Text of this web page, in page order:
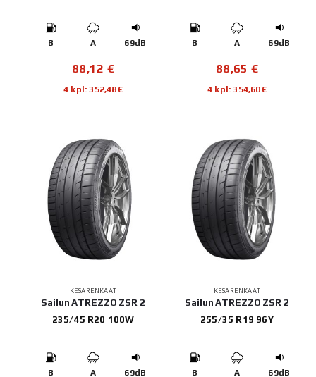
B A 69dB
88,12 €
4 kpl: 352,48€
B A 69dB
88,65 €
4 kpl: 354,60€
KESÄRENKAAT
Sailun ATREZZO ZSR 2
235/45 R20 100W
B A 69dB
KESÄRENKAAT
Sailun ATREZZO ZSR 2
255/35 R19 96Y
B A 69dB